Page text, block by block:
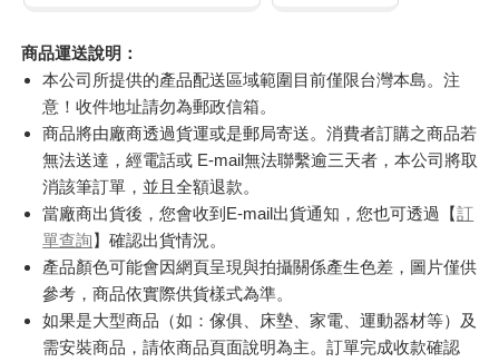
商品運送說明：
本公司所提供的產品配送區域範圍目前僅限台灣本島。注
意！收件地址請勿為郵政信箱。
商品將由廠商透過貨運或是郵局寄送。消費者訂購之商品若
無法送達，經電話或 E-mail無法聯繫逾三天者，本公司將取
消該筆訂單，並且全額退款。
當廠商出貨後，您會收到E-mail出貨通知，您也可透過【訂
單查詢】確認出貨情況。
產品顏色可能會因網頁呈現與拍攝關係產生色差，圖片僅供
參考，商品依實際供貨樣式為準。
如果是大型商品（如：傢俱、床墊、家電、運動器材等）及
需安裝商品，請依商品頁面說明為主。訂單完成收款確認